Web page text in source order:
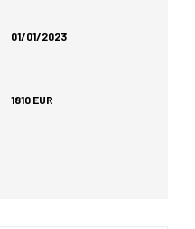
01/01/2023
1810 EUR